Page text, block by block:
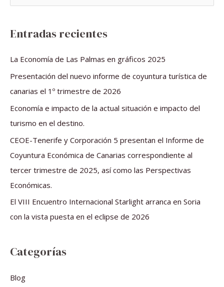
a
r
Entradas recientes
La Economía de Las Palmas en gráficos 2025
Presentación del nuevo informe de coyuntura turística de
canarias el 1º trimestre de 2026
Economía e impacto de la actual situación e impacto del
turismo en el destino.
CEOE-Tenerife y Corporación 5 presentan el Informe de
Coyuntura Económica de Canarias correspondiente al
tercer trimestre de 2025, así como las Perspectivas
Económicas.
El VIII Encuentro Internacional Starlight arranca en Soria
con la vista puesta en el eclipse de 2026
Categorías
Blog